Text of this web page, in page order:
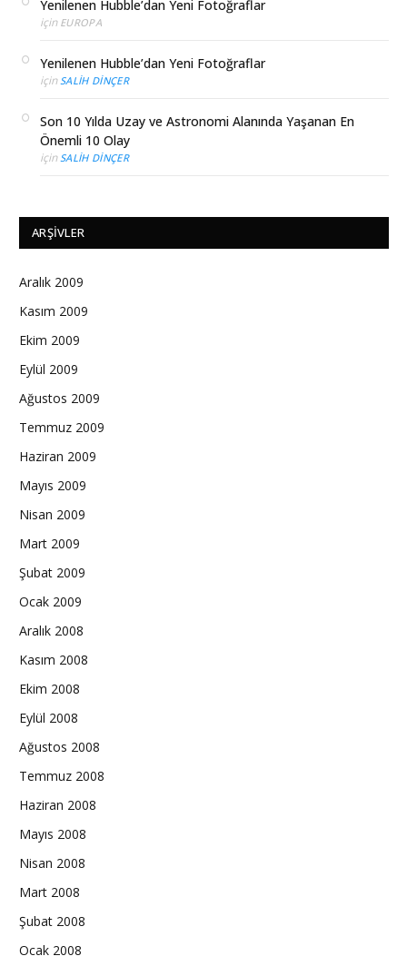
Yenilenen Hubble’dan Yeni Fotoğraflar
için EUROPA
Yenilenen Hubble’dan Yeni Fotoğraflar
için SALIH DINÇER
Son 10 Yılda Uzay ve Astronomi Alanında Yaşanan En
Önemli 10 Olay
için SALIH DINÇER
ARŞIVLER
Aralık 2009
Kasım 2009
Ekim 2009
Eylül 2009
Ağustos 2009
Temmuz 2009
Haziran 2009
Mayıs 2009
Nisan 2009
Mart 2009
Şubat 2009
Ocak 2009
Aralık 2008
Kasım 2008
Ekim 2008
Eylül 2008
Ağustos 2008
Temmuz 2008
Haziran 2008
Mayıs 2008
Nisan 2008
Mart 2008
Şubat 2008
Ocak 2008